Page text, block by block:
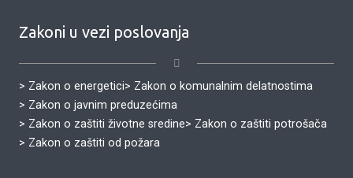
Zakoni u vezi poslovanja
> Zakon o energetici> Zakon o komunalnim delatnostima
> Zakon o javnim preduzećima
> Zakon o zaštiti životne sredine> Zakon o zaštiti potrošača
> Zakon o zaštiti od požara